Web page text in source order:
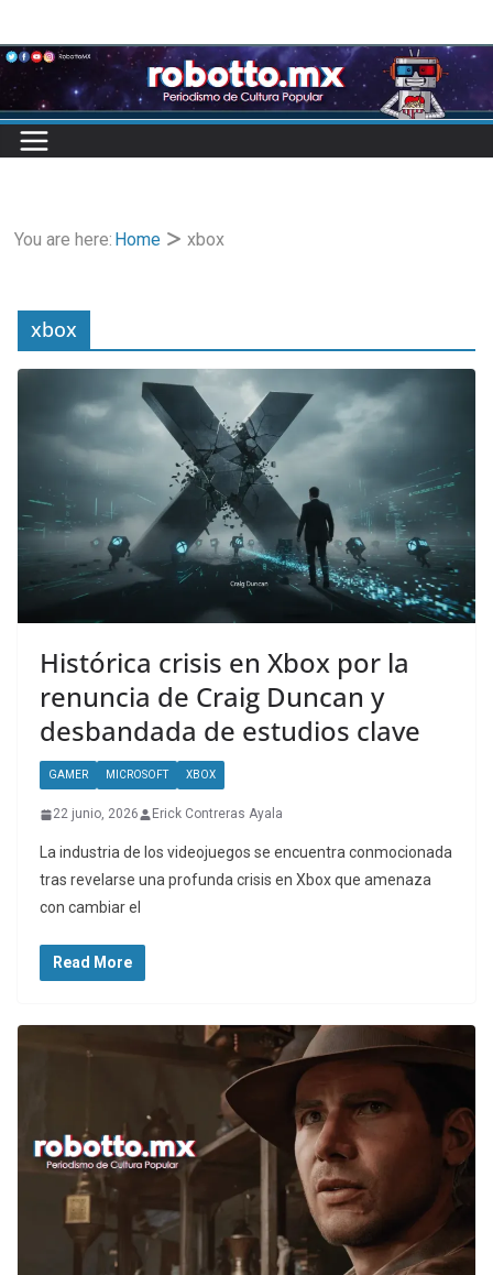
to
content
You are here: Home xbox
xbox
Histórica crisis en Xbox por la
renuncia de Craig Duncan y
desbandada de estudios clave
GAMER MICROSOFT XBOX
22 junio, 2026 Erick Contreras Ayala
La industria de los videojuegos se encuentra conmocionada
tras revelarse una profunda crisis en Xbox que amenaza
con cambiar el
Read More